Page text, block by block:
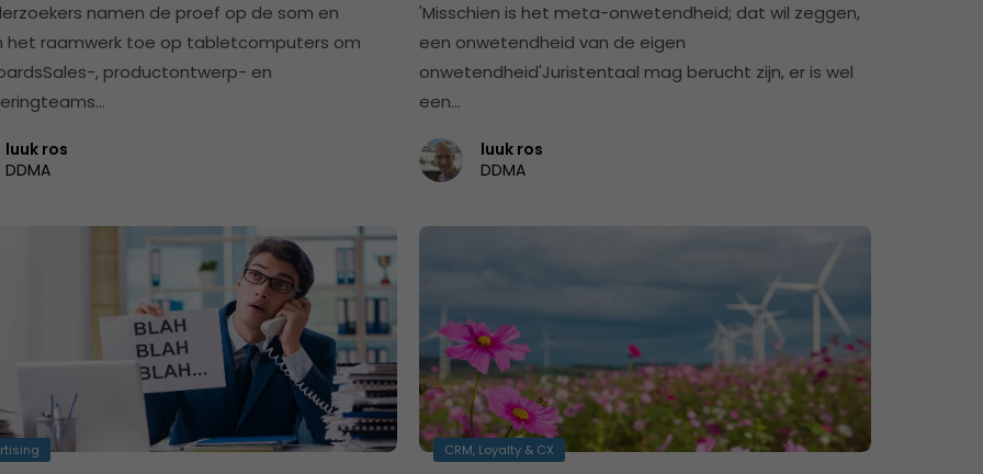
namen de proef op de som en
het raamwerk toe op tabletcomputers om
, productontwerp- en
luuk ros
DDMA
'Misschien is het meta-onwetendheid; dat wil zeggen,
een onwetendheid van de eigen
onwetendheid'Juristentaal mag berucht zijn, er is wel
een…
luuk ros
DDMA
CRM, Loyalty & CX